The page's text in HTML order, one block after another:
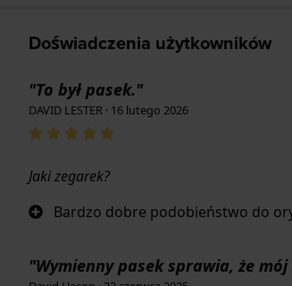
Doświadczenia użytkowników
"To był pasek."
DAVID LESTER · 16 lutego 2026
Jaki zegarek?
Bardzo dobre podobieństwo do
"Wymienny pasek sprawia, że